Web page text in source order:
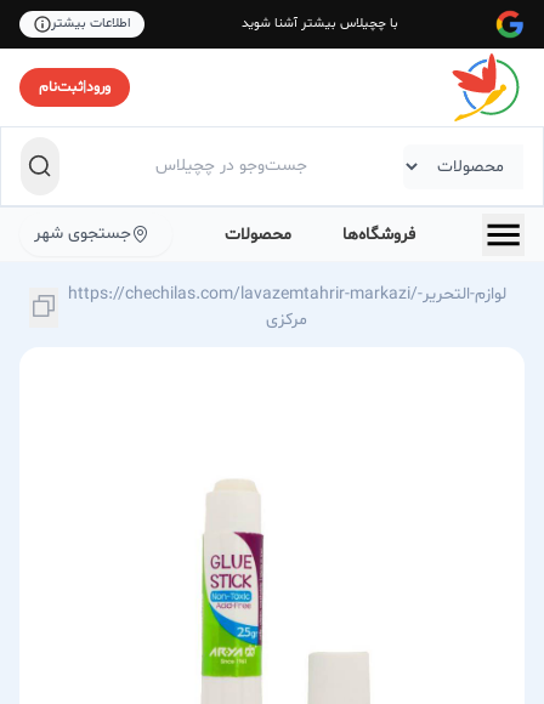
با چچیلاس بیشتر آشنا شوید اطلاعات بیشتر
ورود|ثبت‌نام
فروشگاه‌ها محصولات جستجوی شهر
https://chechilas.com/lavazemtahrir-markazi/لوازم-التحریر-
مرکزی